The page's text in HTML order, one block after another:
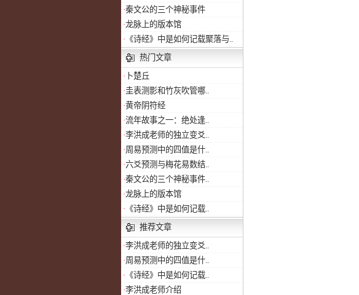
·秦文公的三个神秘事件
·龙脉上的版本馆
· 《诗经》中是如何记载聚落与..
热门文章
· 卜楚丘
·圭表测影和竹灰吹管哪..
·黄帝阴符经
·流年故事之一：绝处逢..
·李洪成老师的独立变爻..
·周易预测中的四值是什..
·六爻预测与梅花易数结..
·秦文公的三个神秘事件..
·龙脉上的版本馆
· 《诗经》中是如何记载..
推荐文章
·李洪成老师的独立变爻..
·周易预测中的四值是什..
· 《诗经》中是如何记载..
·李洪成老师介绍